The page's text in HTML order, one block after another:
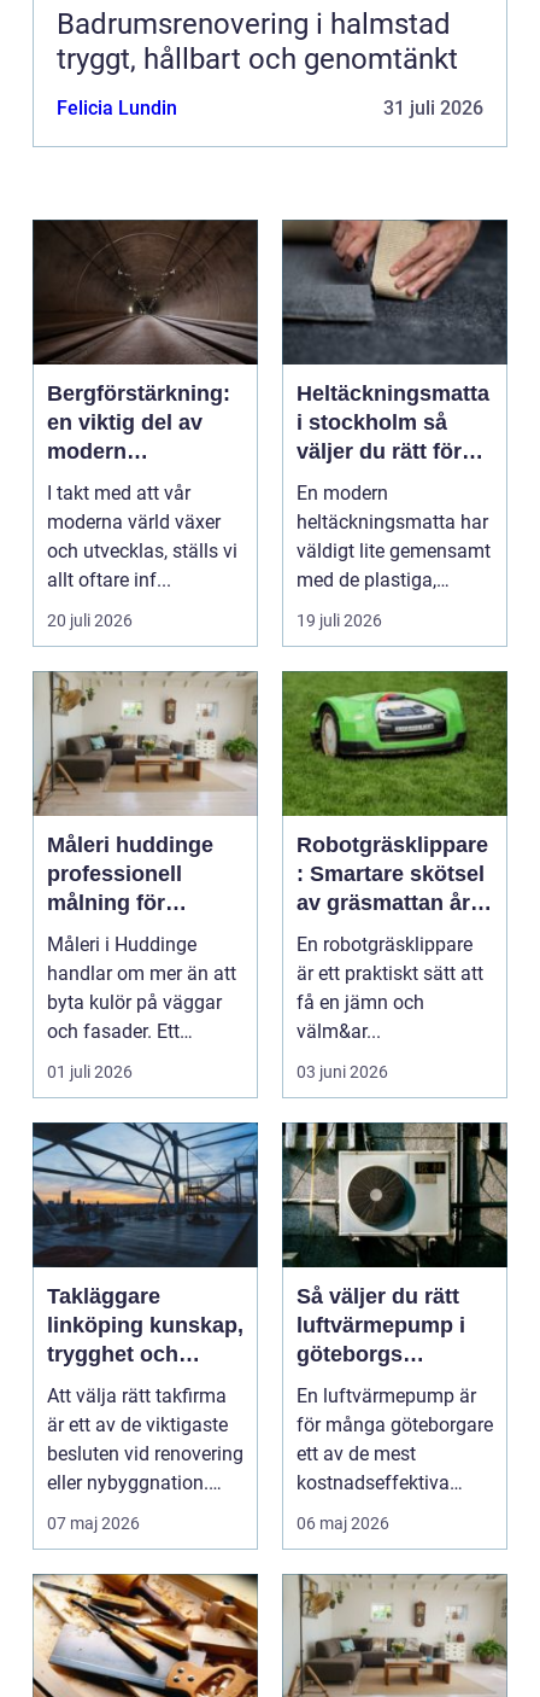
Badrumsrenovering i halmstad
tryggt, hållbart och genomtänkt
Felicia Lundin 31 juli 2026
Bergförstärkning:
en viktig del av
modern
infrastruktur
I takt med att vår
moderna värld växer
och utvecklas, ställs vi
allt oftare inf...
20 juli 2026
Heltäckningsmatta
i stockholm så
väljer du rätt för
hem och kontor
En modern
heltäckningsmatta har
väldigt lite gemensamt
med de plastiga,
svårstädade
varianterna mång...
19 juli 2026
Måleri huddinge
professionell
målning för
hållbara resultat
Måleri i Huddinge
handlar om mer än att
byta kulör på väggar
och fasader. Ett
genomtänkt
måleriarbet...
01 juli 2026
Robotgräsklippare
: Smartare skötsel
av gräsmattan året
runt
En robotgräsklippare
är ett praktiskt sätt att
få en jämn och
välm&ar...
03 juni 2026
Takläggare
linköping kunskap,
trygghet och
hållbara tak
Att välja rätt takfirma
är ett av de viktigaste
besluten vid renovering
eller nybyggnation.
Taket på...
07 maj 2026
Så väljer du rätt
luftvärmepump i
göteborgs
kustklimat
En luftvärmepump är
för många göteborgare
ett av de mest
kostnadseffektiva
sätten att sänka sina
upp...
06 maj 2026